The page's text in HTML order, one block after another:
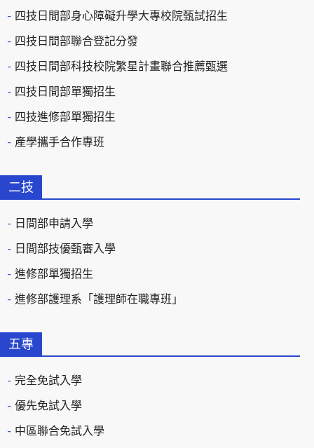
四技日間部身心障礙升學大專校院甄試招生
四技日間部聯合登記分發
四技日間部科技校院繁星計畫聯合推薦甄選
四技日間部單獨招生
四技進修部單獨招生
產學攜手合作專班
二技
日間部申請入學
日間部技優甄審入學
進修部單獨招生
進修部護理系「護理師在職專班」
五專
完全免試入學
優先免試入學
中區聯合免試入學